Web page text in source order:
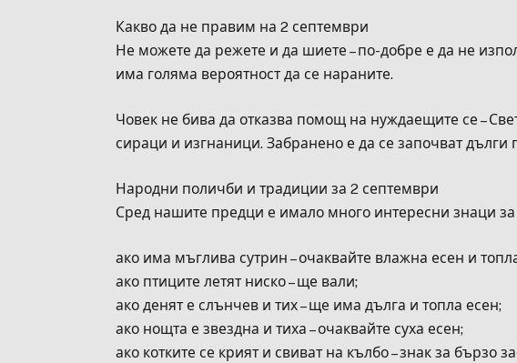
Какво да не правим на 2 септември
Не можете да режете и да шиете – по-добре е да не
има голяма вероятност да се нараните.
Човек не бива да отказва помощ на нуждаещите се –
сираци и изгнаници. Забранено е да се започват дълги
Народни поличби и традиции за 2 септември
Сред нашите предци е имало много интересни знаци за
ако има мъглива сутрин – очаквайте влажна есен и
ако птиците летят ниско – ще вали;
ако денят е слънчев и тих – ще има дълга и топла есен;
ако нощта е звездна и тиха – очаквайте суха есен;
ако котките се крият и свиват на кълбо – знак за бързо